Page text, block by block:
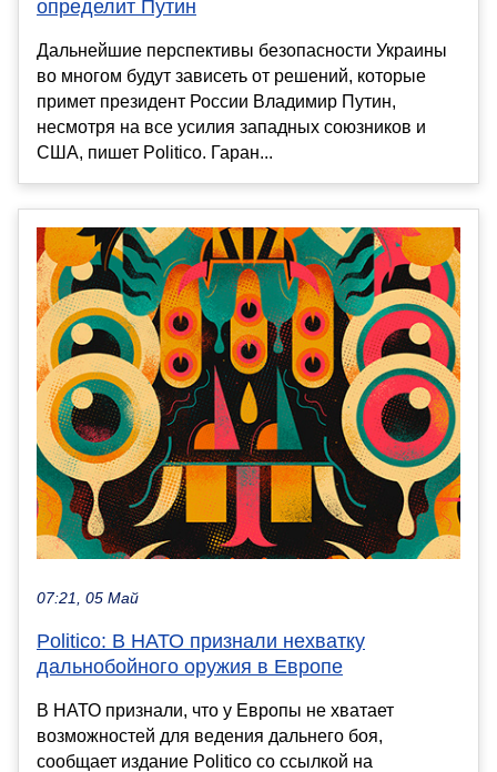
определит Путин
Дальнейшие перспективы безопасности Украины
во многом будут зависеть от решений, которые
примет президент России Владимир Путин,
несмотря на все усилия западных союзников и
США, пишет Politico. Гаран...
07:21, 05 Май
Politico: В НАТО признали нехватку
дальнобойного оружия в Европе
В НАТО признали, что у Европы не хватает
возможностей для ведения дальнего боя,
сообщает издание Politico со ссылкой на